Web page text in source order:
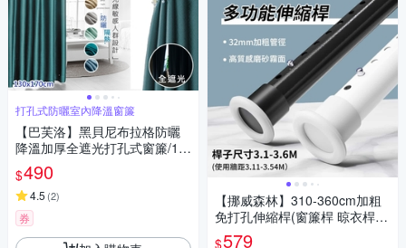
打孔式防曬室內降溫窗簾
【巴芙洛】黑貝尼布拉格防曬
降溫加厚全遮光打孔式窗簾/13
0*170CM(打孔遮光窗簾/拉簾/
門簾/風水簾)
$490
4.5 (2)
券
【挪威森林】310-360cm加粗
免打孔伸縮桿(窗簾桿 晾衣桿
曬衣桿 浴簾桿 門簾桿 掛衣架)
$579